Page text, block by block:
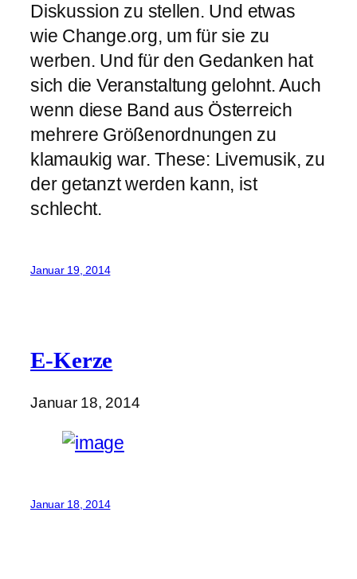
Diskussion zu stellen. Und etwas
wie Change.org, um für sie zu
werben. Und für den Gedanken hat
sich die Veranstaltung gelohnt. Auch
wenn diese Band aus Österreich
mehrere Größenordnungen zu
klamaukig war. These: Livemusik, zu
der getanzt werden kann, ist
schlecht.
Januar 19, 2014
E-Kerze
Januar 18, 2014
Januar 18, 2014